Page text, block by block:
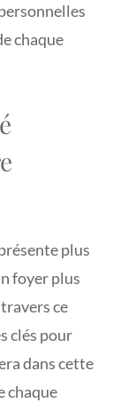
chaque
plus
foyer plus
ce
clés pour
dans cette
chaque